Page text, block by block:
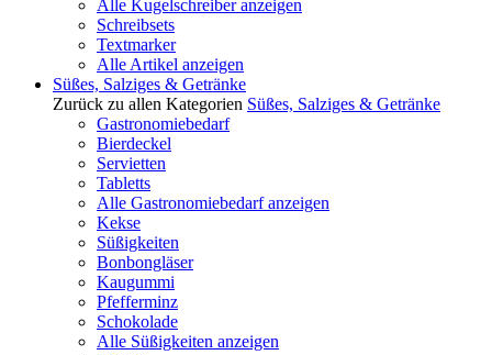
Alle Kugelschreiber anzeigen
Schreibsets
Textmarker
Alle Artikel anzeigen
Süßes, Salziges & Getränke
Zurück zu allen Kategorien Süßes, Salziges & Getränke
Gastronomiebedarf
Bierdeckel
Servietten
Tabletts
Alle Gastronomiebedarf anzeigen
Kekse
Süßigkeiten
Bonbongläser
Kaugummi
Pfefferminz
Schokolade
Alle Süßigkeiten anzeigen